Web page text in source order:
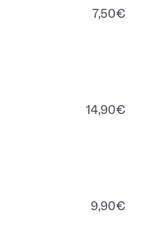
7,50€
14,90€
9,90€